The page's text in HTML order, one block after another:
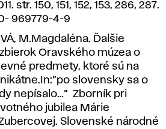
str. 150, 151, 152, 153, 286, 287.
969779-4-9
M.Magdaléna. Ďalšie
Oravského múzea o
predmety, ktoré sú na
slovensky sa o
nepísalo…” Zborník pri
jubilea Márie
Slovenské národné